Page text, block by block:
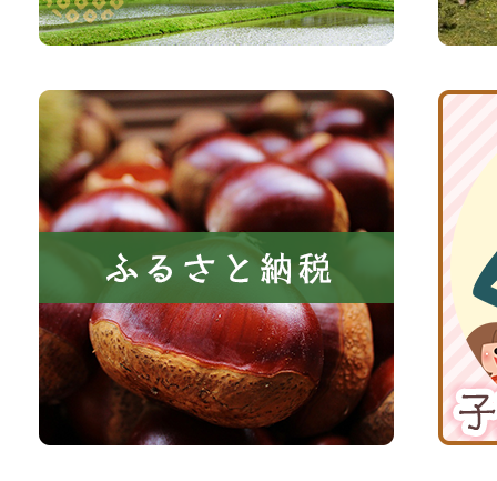
森
共
に
い
き
町
京
イ
ふ
る
さ
と
税
京
波
子
育
て
応
援